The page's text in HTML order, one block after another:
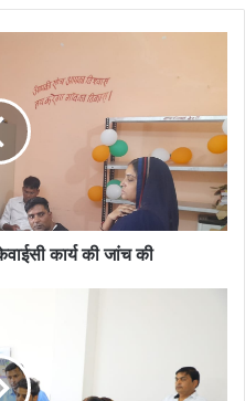
कार्य की जांच की